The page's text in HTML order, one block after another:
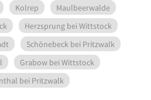
Kolrep
Maulbeerwalde
Herzsprung bei Wittstock
Schönebeck bei Pritzwalk
Grabow bei Wittstock
bei Pritzwalk